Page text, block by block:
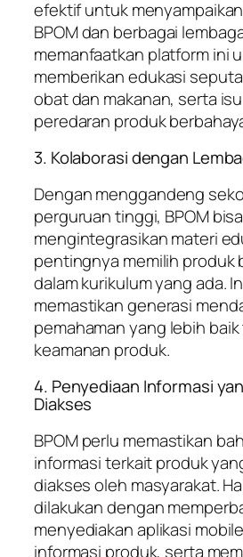
efektif untuk
BPOM dan berbagai
memanfaatkan platform ini
memberikan edukasi
obat dan makanan, serta
peredaran produk
3. Kolaborasi dengan
Dengan menggandeng
perguruan tinggi, BPOM bisa
mengintegrasikan materi
pentingnya memilih produk
dalam kurikulum yang ada.
memastikan generasi
pemahaman yang lebih
keamanan produk.
4. Penyediaan Informasi
Diakses
BPOM perlu memastikan
informasi terkait produk
diakses oleh masyarakat.
dilakukan dengan
menyediakan aplikasi
informasi produk, serta